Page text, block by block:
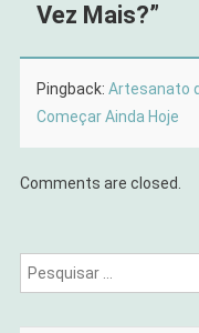
Vez Mais?”
Pingback: Artesanato
Começar Ainda Hoje
Comments are closed.